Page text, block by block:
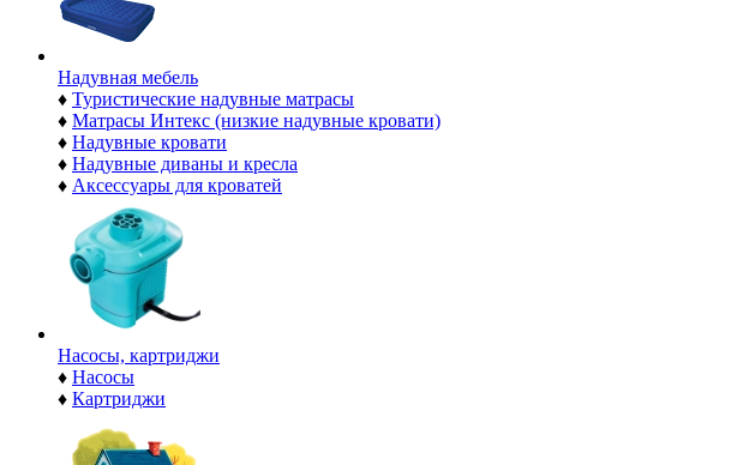
Надувная мебель
♦ Туристические надувные матрасы
♦ Матрасы Интекс (низкие надувные кровати)
♦ Надувные кровати
♦ Надувные диваны и кресла
♦ Аксессуары для кроватей
Насосы, картриджи
♦ Насосы
♦ Картриджи